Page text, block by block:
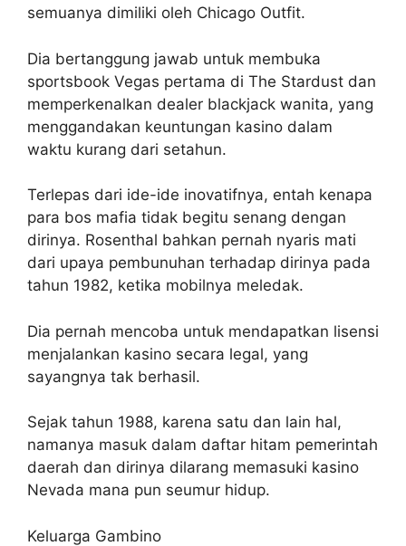
semuanya dimiliki oleh Chicago Outfit.
Dia bertanggung jawab untuk membuka
sportsbook Vegas pertama di The Stardust dan
memperkenalkan dealer blackjack wanita, yang
menggandakan keuntungan kasino dalam
waktu kurang dari setahun.
Terlepas dari ide-ide inovatifnya, entah kenapa
para bos mafia tidak begitu senang dengan
dirinya. Rosenthal bahkan pernah nyaris mati
dari upaya pembunuhan terhadap dirinya pada
tahun 1982, ketika mobilnya meledak.
Dia pernah mencoba untuk mendapatkan lisensi
menjalankan kasino secara legal, yang
sayangnya tak berhasil.
Sejak tahun 1988, karena satu dan lain hal,
namanya masuk dalam daftar hitam pemerintah
daerah dan dirinya dilarang memasuki kasino
Nevada mana pun seumur hidup.
Keluarga Gambino